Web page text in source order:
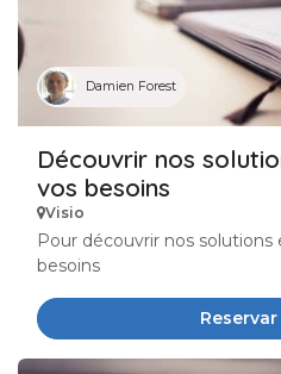
Damien Forest
Découvrir nos
vos besoins
Visio
Pour découvrir nos
besoins